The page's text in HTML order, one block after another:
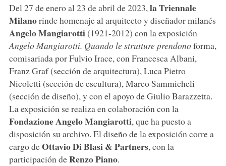
Del 27 de enero al 23 de abril de 2023, la Triennale
Milanorinde homenaje al arquitecto y diseñador milanés
Angelo Mangiarotti(1921-2012) con la exposición
Angelo Mangiarotti. Quando le strutture prendonoforma,
comisariada por Fulvio Irace, con Francesca Albani,
Franz Graf (sección de arquitectura), Luca Pietro
Nicoletti (sección de escultura), Marco Sammicheli
(sección de diseño), y con el apoyo de Giulio Barazzetta.
La exposición se realiza en colaboración con la
Fondazione Angelo Mangiarotti, que ha puesto a
disposición su archivo. El diseño de la exposición corre a
cargo deOttavio Di Blasi & Partners, con la
participación deRenzo Piano.